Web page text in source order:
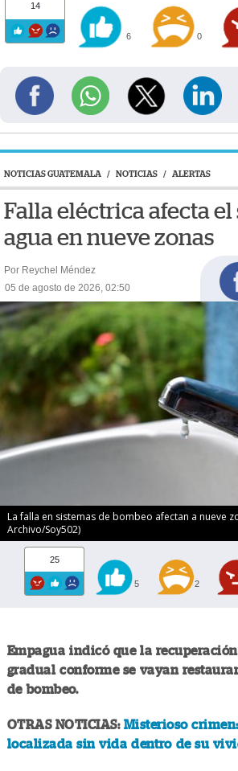
14
6 0
NOTICIAS GUATEMALA / NOTICIAS / ALERTAS
Falla eléctrica afecta
agua en nueve zonas
Por Reychel Méndez
05 de agosto de 2026, 02:50
La falla en sistemas de bombeo afectan a nueve
Archivo/Soy502)
25
5 2
Empagua indicó que la
gradual conforme se vayan
de bombeo.
OTRAS NOTICIAS: Misterioso
localizada sin vida dentro de su